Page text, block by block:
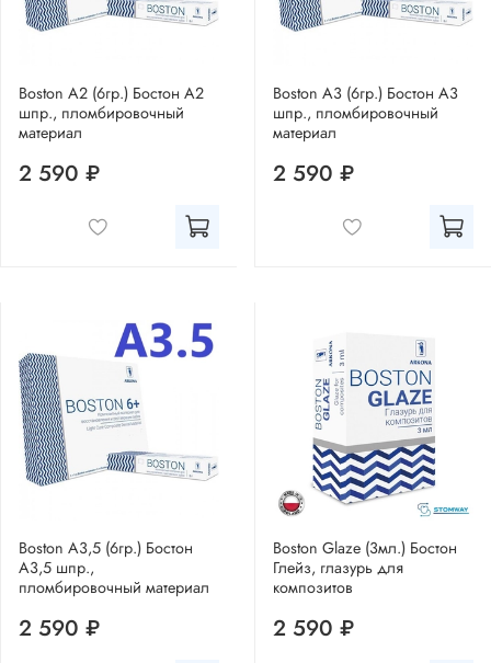
Boston A2 (6гр.) Бостон А2
шпр., пломбировочный
материал
2 590 ₽
Boston A3 (6гр.) Бостон А3
шпр., пломбировочный
материал
2 590 ₽
Boston A3,5 (6гр.) Бостон
А3,5 шпр.,
пломбировочный материал
2 590 ₽
Boston Glaze (3мл.) Бостон
Глейз, глазурь для
композитов
2 590 ₽